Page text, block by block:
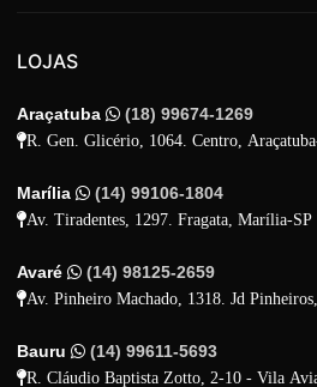
LOJAS
Araçatuba (18) 99674-1269
R. Gen. Glicério, 1064. Centro,
Marília (14) 99106-1804
Av. Tiradentes, 1297. Fragata, Marília-SP
Avaré (14) 98125-2659
Av. Pinheiro Machado, 1318. Jd
Bauru (14) 99611-5693
R. Cláudio Baptista Zotto, 2-10 - Vila